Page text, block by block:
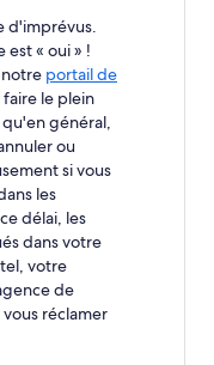
d'imprévus.
est « oui » !
notre portail de
le plein
général,
ou
si vous
les
délai, les
dans votre
votre
de
réclamer